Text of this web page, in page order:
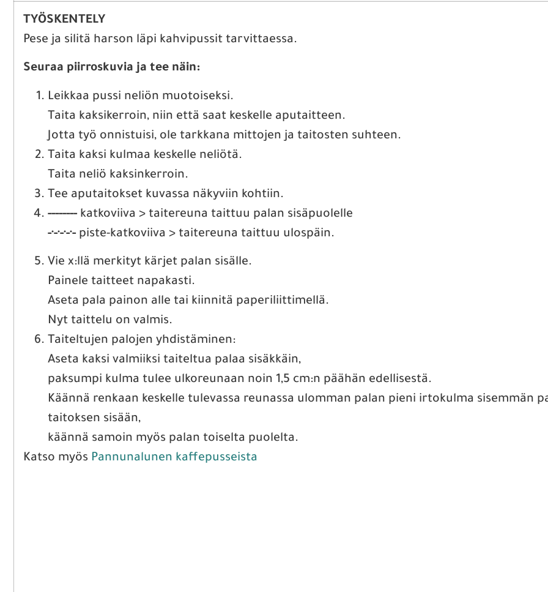
TYÖSKENTELY
Pese ja silitä harson läpi kahvipussit tarvittaessa.
Seuraa piirroskuvia ja tee näin:
Leikkaa pussi neliön muotoiseksi.
Taita kaksikerroin, niin että saat keskelle aputaitteen.
Jotta työ onnistuisi, ole tarkkana mittojen ja taitosten suhteen.
Taita kaksi kulmaa keskelle neliötä.
Taita neliö kaksinkerroin.
Tee aputaitokset kuvassa näkyviin kohtiin.
-------- katkoviiva > taitereuna taittuu palan sisäpuolelle
-·-·-·-·- piste-katkoviiva > taitereuna taittuu ulospäin.
Vie x:llä merkityt kärjet palan sisälle.
Painele taitteet napakasti.
Aseta pala painon alle tai kiinnitä paperiliittimellä.
Nyt taittelu on valmis.
Taiteltujen palojen yhdistäminen:
Aseta kaksi valmiiksi taiteltua palaa sisäkkäin,
paksumpi kulma tulee ulkoreunaan noin 1,5 cm:n päähän edellisestä.
Käännä renkaan keskelle tulevassa reunassa ulomman palan pieni irtokulma sisemmän
taitoksen sisään,
käännä samoin myös palan toiselta puolelta.
Katso myös Pannunalunen kaffepusseista